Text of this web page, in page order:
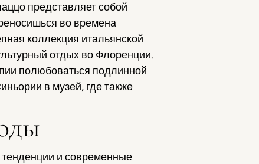
представляет собой
во времена
коллекция итальянской
отдых во Флоренции.
полюбоваться подлинной
в музей, где также
тенденции и современные